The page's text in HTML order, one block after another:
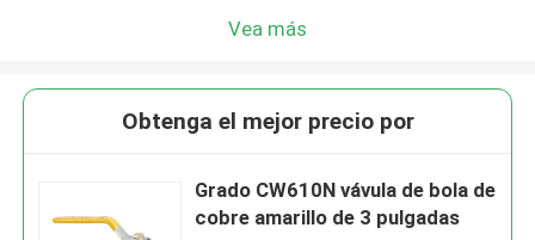
Vea más
Obtenga el mejor precio por
Grado CW610N vávula de bola de
cobre amarillo de 3 pulgadas